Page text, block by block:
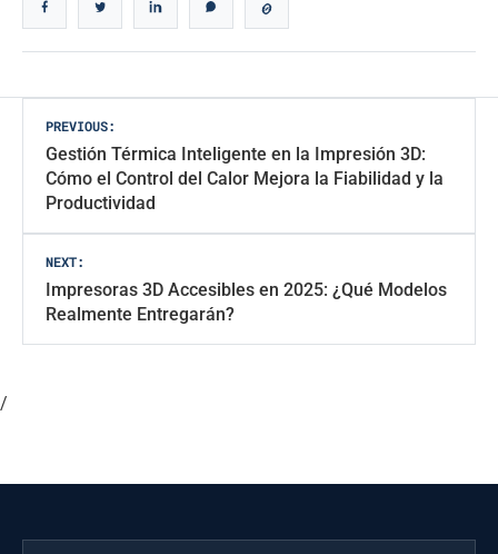
Navegación
de
entradas
PREVIOUS:
Gestión Térmica Inteligente en la Impresión 3D:
Cómo el Control del Calor Mejora la Fiabilidad y la
Productividad
NEXT:
Impresoras 3D Accesibles en 2025: ¿Qué Modelos
Realmente Entregarán?
/